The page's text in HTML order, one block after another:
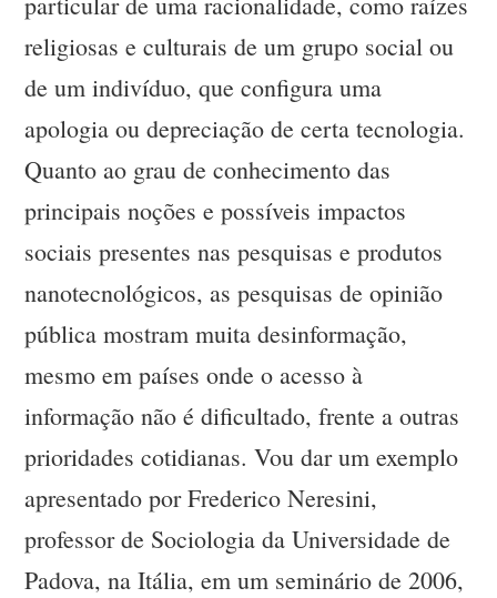
religiosas e culturais de um grupo social ou
de um indivíduo, que configura uma
apologia ou depreciação de certa tecnologia.
Quanto ao grau de conhecimento das
principais noções e possíveis impactos
sociais presentes nas pesquisas e produtos
nanotecnológicos, as pesquisas de opinião
pública mostram muita desinformação,
mesmo em países onde o acesso à
informação não é dificultado, frente a outras
prioridades cotidianas. Vou dar um exemplo
apresentado por Frederico Neresini,
professor de Sociologia da Universidade de
Padova, na Itália, em um seminário de 2006,